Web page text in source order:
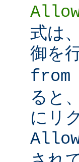
式は、
御を
from
ると
にリ